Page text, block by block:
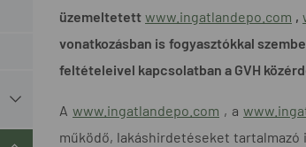
üzemeltetett www.ingatlandepo.com ,
vonatkozásban is fogyasztókkal
feltételeivel kapcsolatban a GVH
A www.ingatlandepo.com , a
működő, lakáshirdetéseket tartalmazó